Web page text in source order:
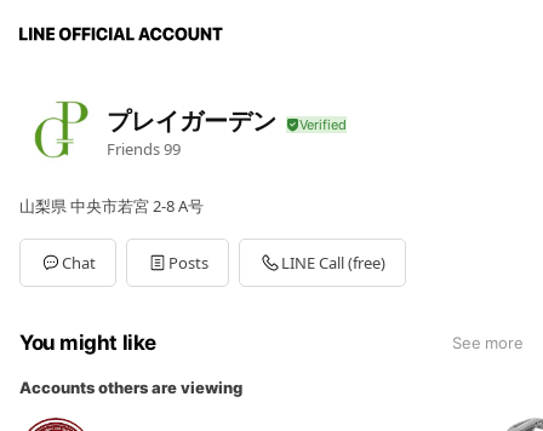
プレイガーデン
Friends99
山梨県 中央市若宮 2‐8 A号
Chat Posts LINE Call (free)
You might like See more
Accounts others are viewing